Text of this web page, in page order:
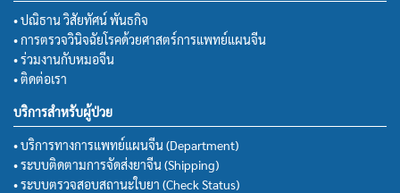
• ปณิธาน วิสัยทัศน์ พันธกิจ
• การตรวจวินิจฉัยโรคด้วยศาสตร์การแพทย์แผนจีน
• ร่วมงานกับหมอจีน
• ติดต่อเรา
บริการสำหรับผู้ป่วย
• บริการทางการแพทย์แผนจีน (Department)
• ระบบติดตามการจัดส่งยาจีน (Shipping)
• ระบบตรวจสอบสถานะใบยา (Check Status)